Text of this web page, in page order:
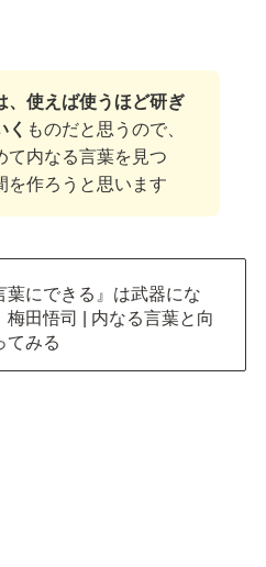
、使えば使うほど研ぎ
く ものだと思うので、
て内なる言葉を見つ
を作ろうと思います
葉にできる』は武器にな
梅田悟司 | 内なる言葉と向
てみる